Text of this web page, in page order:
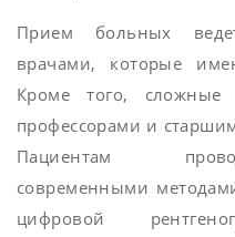
Прием больных
врачами, которые
Кроме того, сложные
профессорами и
Пациентам
современными
цифровой